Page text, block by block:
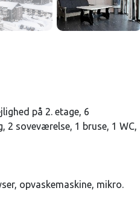
på 2. etage, 6
2 soveværelse, 1 bruse, 1 WC,
opvaskemaskine, mikro.